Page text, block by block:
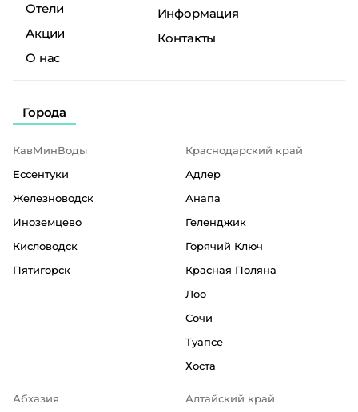
Отели
Акции
О нас
Информация
Контакты
Города
КавМинВоды
Ессентуки
Железноводск
Иноземцево
Кисловодск
Пятигорск
Краснодарский край
Адлер
Анапа
Геленджик
Горячий Ключ
Красная Поляна
Лоо
Сочи
Туапсе
Хоста
Абхазия
Алтайский край